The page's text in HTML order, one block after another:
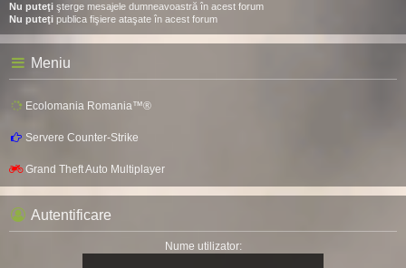
Nu puteţi şterge mesajele dumneavoastră în acest forum
Nu puteţi publica fişiere ataşate în acest forum
Meniu
Ecolomania Romania™®
Servere Counter-Strike
Grand Theft Auto Multiplayer
Autentificare
Nume utilizator: